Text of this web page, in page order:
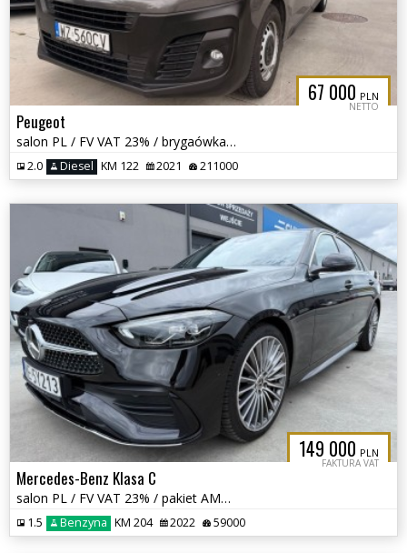
67 000 PLN
NETTO
Peugeot
salon PL / FV VAT 23% / brygaówka / webasto / Long / L2 /
2.0 Diesel KM 122 2021 211000
149 000 PLN
FAKTURA VAT
Mercedes-Benz Klasa C
salon PL / FV VAT 23% / pakiet AMG / bezwypadkowy / C200 /
1.5 Benzyna KM 204 2022 59000